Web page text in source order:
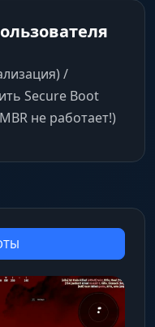
/
Secure Boot
не работает!)